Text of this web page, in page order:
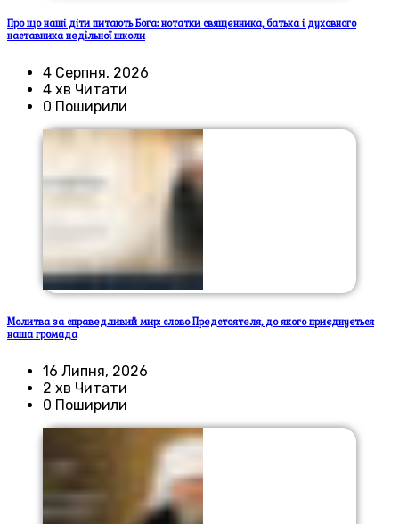
Про що наші діти питають Бога: нотатки священника, батька і духовного
наставника недільної школи
4 Серпня, 2026
4 хв Читати
0 Поширили
Молитва за справедливий мир: слово Предстоятеля, до якого приєднується
наша громада
16 Липня, 2026
2 хв Читати
0 Поширили